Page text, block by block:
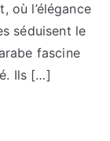
où l’élégance
séduisent le
fascine
Ils […]